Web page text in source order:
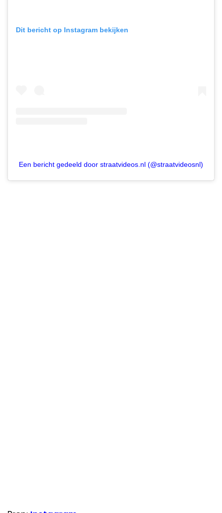
Dit bericht op Instagram bekijken
Een bericht gedeeld door straatvideos.nl (@straatvideosnl)